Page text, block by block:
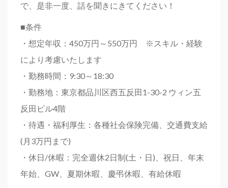
で、是非一度、話を聞きにきてください！
■条件
・想定年収：450万円～550万円 ※スキル・経験
により考慮いたします
・勤務時間：9:30～18:30
・勤務地：東京都品川区西五反田1-30-2 ウィン五
反田ビル4階
・待遇・福利厚生：各種社会保険完備、交通費支給
(月3万円まで)
・休日/休暇：完全週休2日制(土・日)、祝日、年末
年始、GW、夏期休暇、慶弔休暇、有給休暇